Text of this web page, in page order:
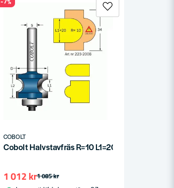
COBOLT
Cobolt Halvstavfräs R=10 L1=20 L=34 D=36 S=8
1 085 kr
1 012 kr